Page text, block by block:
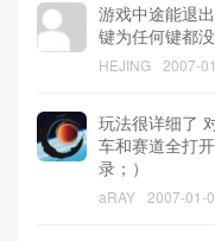
游戏中途能退
键为任何键都
HEJING 2007-
玩法很详细了
车和赛道全打
录；）
aRAY 2007-01-